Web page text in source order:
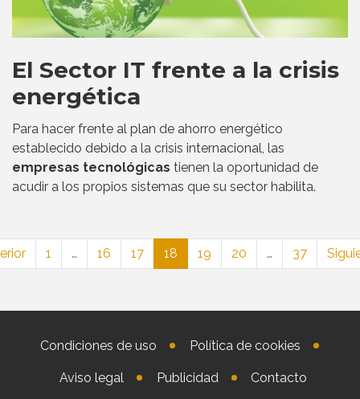
El Sector IT frente a la crisis
energética
Para hacer frente al plan de ahorro energético
establecido debido a la crisis internacional, las
empresas tecnológicas tienen la oportunidad de
acudir a los propios sistemas que su sector habilita.
1 … 16 17 18 19 20 … 37
Condiciones de uso Política de cookies
Aviso legal Publicidad Contacto